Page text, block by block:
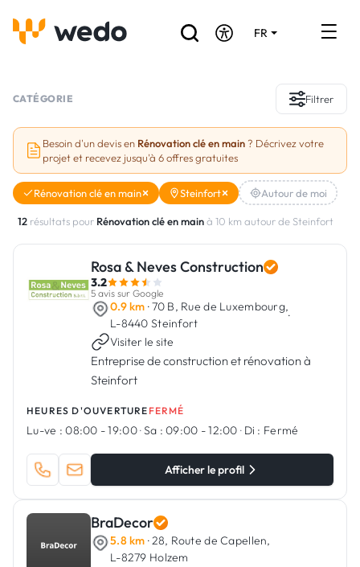
FR
Réalisations
Aides et subventions
Vous êtes un Artisan ?
Connexion
CATÉGORIE Filtrer
Besoin d'un devis en Rénovation clé en main ? Décrivez votre
projet et recevez jusqu'à 6 offres gratuites
Rénovation clé en main Steinfort Autour de moi
12 résultats pour Rénovation clé en mainà 10 km autour de Steinfort
Rosa & Neves Construction
3.2
5 avis sur Google
0.9 km · 70 B, Rue de Luxembourg,
L-8440 Steinfort
·
Visiter le site
Entreprise de construction et rénovation à
Steinfort
HEURES D'OUVERTURE FERMÉ
Lu-ve : 08:00 - 19:00·Sa : 09:00 - 12:00· Di : Fermé
Afficher le profil
BraDecor
5.8 km · 28, Route de Capellen,
L-8279 Holzem